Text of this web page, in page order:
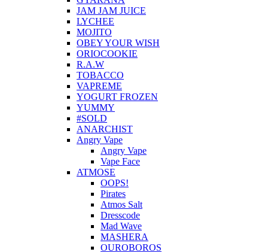
JAM JAM JUICE
LYCHEE
MOJITO
OBEY YOUR WISH
ORIOCOOKIE
R.A.W
TOBACCO
VAPREME
YOGURT FROZEN
YUMMY
#SOLD
ANARCHIST
Angry Vape
Angry Vape
Vape Face
ATMOSE
OOPS!
Pirates
Atmos Salt
Dresscode
Mad Wave
MASHERA
OUROBOROS